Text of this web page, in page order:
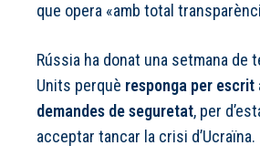
que opera «amb total
Rússia ha donat una setmana de
Units perquè responga per escrit
demandes de seguretat, per
acceptar tancar la crisi d’Ucraïna.